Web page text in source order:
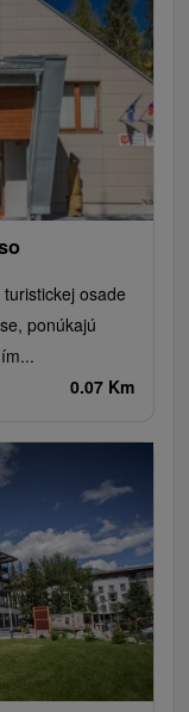
osade
ponúkajú
0.07 Km